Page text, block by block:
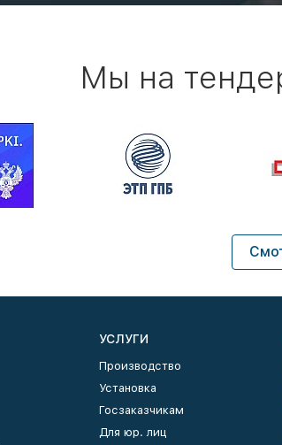
Мы на
УСЛУГИ
Производство
Установка
Госзаказчикам
Для юр. лиц